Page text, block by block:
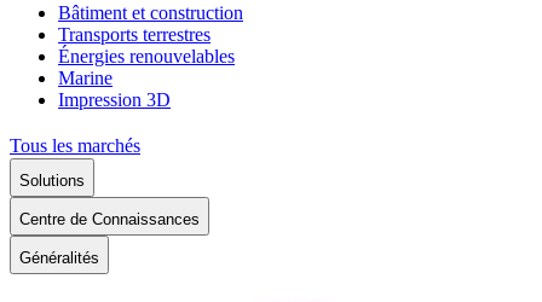
Bâtiment et construction
Transports terrestres
Énergies renouvelables
Marine
Impression 3D
Tous les marchés
Solutions
Centre de Connaissances
Généralités